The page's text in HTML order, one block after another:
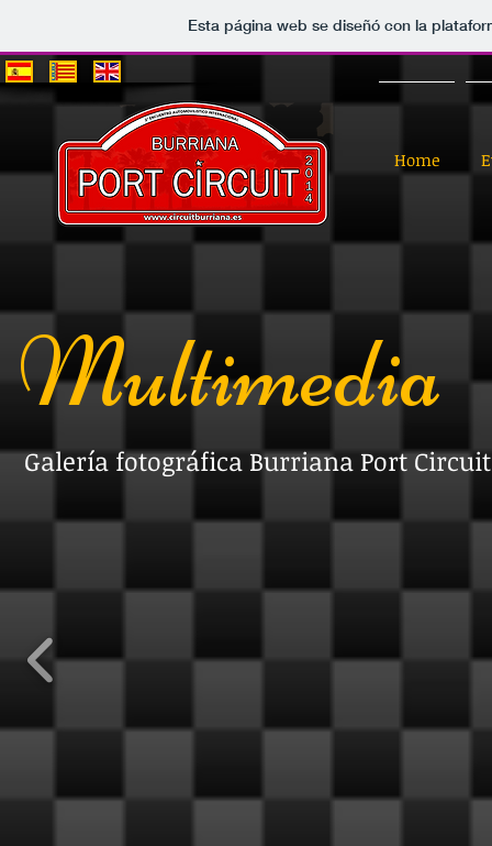
Esta página web se diseñó con la
Home
Multimedia
Galería fotográfica Burriana Port Circuit